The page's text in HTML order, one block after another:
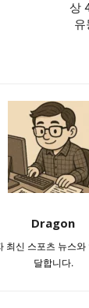
상
유
Dragon
최신 스포츠 뉴스
달합니다.